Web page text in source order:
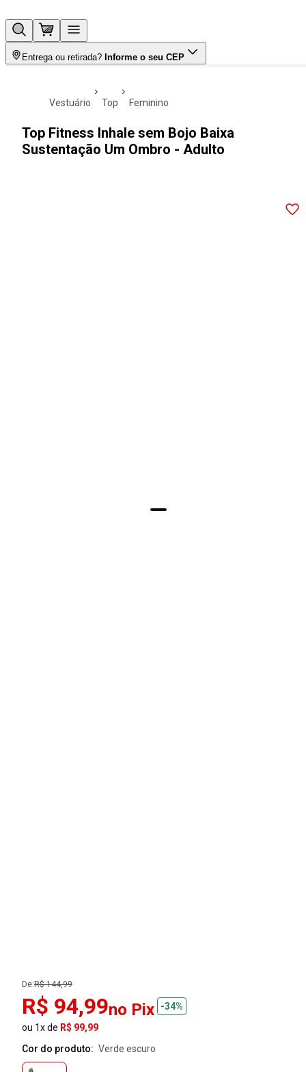
Entrega ou retirada? Informe o seu CEP
vestuário top feminino
Top Fitness Inhale sem Bojo Baixa
Sustentação Um Ombro - Adulto
De:R$ 144,99
R$ 94,99no Pix
-34%
ou 1x de R$ 99,99
Cor do produto:
verde escuro